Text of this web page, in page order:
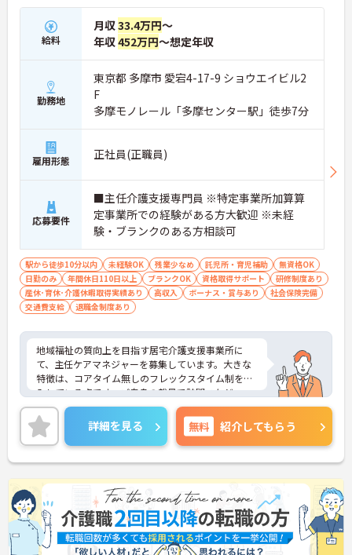
給料
月収33.4万円～
年収452万円～想定年収
勤務地
東京都 多摩市 愛宕4-17-9 ショウエイビル2
F
多摩モノレール「多摩センター駅」徒歩7分
雇用形態 正社員(正職員)
応募要件
■主任介護支援専門員 ※特定事業所加算算
定事業所での経験がある方大歓迎 ※未経
験・ブランクのある方相談可
駅から徒歩10分以内 未経験OK 残業少なめ 託児所・育児補助
無資格OK
日勤のみ
年間休日110日以上 ブランクOK 資格取得サポート
研修制度あり
産休･育休･介護休暇取得実績あり
高収入 ボーナス・賞与あり
社会保険完備
交通費支給
退職金制度あり
地域福祉の質向上を目指す居宅介護支援事業所に
て、主任ケアマネジャーを募集しています。大きな
特徴は、コアタイム無しのフレックスタイム制を導
入している点です。ご自身の裁量で訪問スケジュー
ルを調整しやすく、直行直帰も交えながら柔軟に働
くことができます。待遇面では月給高水準に加え、
大手グループならではの共済会制度（医療費・薬代
補助等）や保育手当など、生活を支える福利厚生が
充実しています。また、65歳定年制と75歳までの再
雇用制度があり、育児・介護による時短勤務制度な
ども整備されているため、ライフステージが変化し
ても長く働き続けられる基盤があります。スーパー
バイザーとして後進の育成や困難事例に対応し、こ
れまでのご経験を最大限に活かしてキャリアアップ
を目指せる環境です。
詳細を見る 無料 紹介してもらう